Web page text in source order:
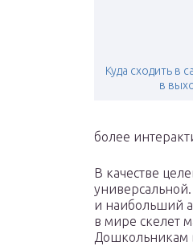
Куда сходить в
в
более
В качестве
и наибольший
в мире скелет
Дошкольникам